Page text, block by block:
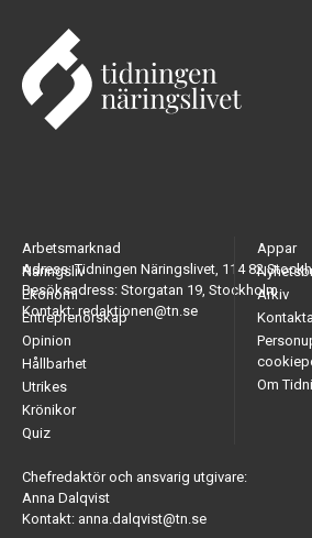
Adress: Tidningen Näringslivet, 114 82
Besöksadress: Storgatan 19, Stockholm
Kontakt: redaktionen@tn.se
Arbetsmarknad
Näringsliv
Ekonomi
Entreprenörskap
Opinion
Hållbarhet
Utrikes
Krönikor
Quiz
Appar
Arkiv
Om
Chefredaktör och ansvarig utgivare:
Anna Dalqvist
Kontakt: anna.dalqvist@tn.se